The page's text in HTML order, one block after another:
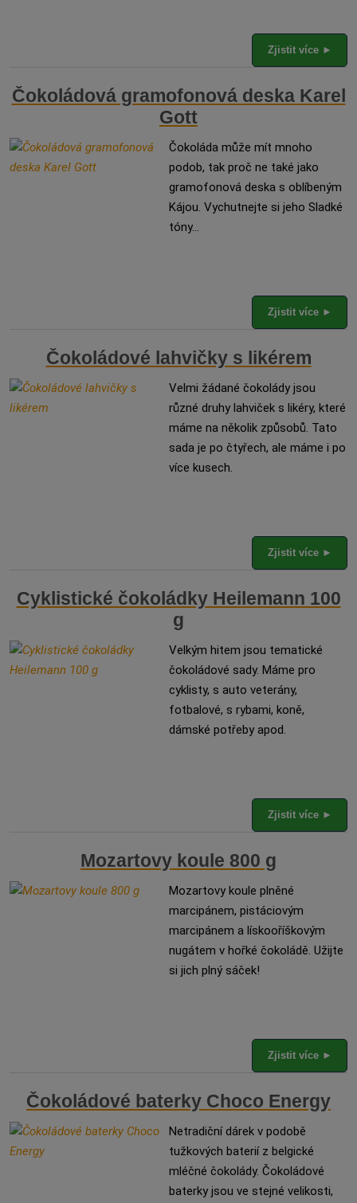
Zjistit více ►
Čokoládová gramofonová deska Karel
Gott
Čokoláda může mít mnoho
podob, tak proč ne také jako
gramofonová deska s oblíbeným
Kájou. Vychutnejte si jeho Sladké
tóny...
Zjistit více ►
Čokoládové lahvičky s likérem
Velmi žádané čokolády jsou
různé druhy lahviček s likéry, které
máme na několik způsobů. Tato
sada je po čtyřech, ale máme i po
více kusech.
Zjistit více ►
Cyklistické čokoládky Heilemann 100
g
Velkým hitem jsou tematické
čokoládové sady. Máme pro
cyklisty, s auto veterány,
fotbalové, s rybami, koně,
dámské potřeby apod.
Zjistit více ►
Mozartovy koule 800 g
Mozartovy koule plněné
marcipánem, pistáciovým
marcipánem a lískooříškovým
nugátem v hořké čokoládě. Užijte
si jich plný sáček!
Zjistit více ►
Čokoládové baterky Choco Energy
Netradiční dárek v podobě
tužkových baterií z belgické
mléčné čokolády. Čokoládové
baterky jsou ve stejné velikosti,